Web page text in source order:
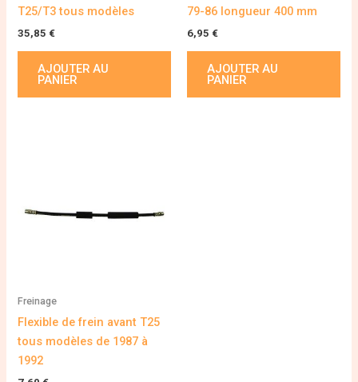
T25/T3 tous modèles
35,85 €
AJOUTER AU
PANIER
79-86 longueur 400 mm
6,95 €
AJOUTER AU
PANIER
Freinage
Flexible de frein avant T25
tous modèles de 1987 à
1992